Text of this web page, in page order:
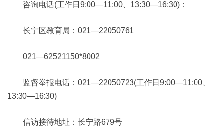
咨询电话(工作日9:00—11:00、13:30—16:30)：
长宁区教育局：021—22050761
021—62521150*8002
监督举报电话：021—22050723(工作日9:00—11:00、
13:30—16:30)
信访接待地址：长宁路679号